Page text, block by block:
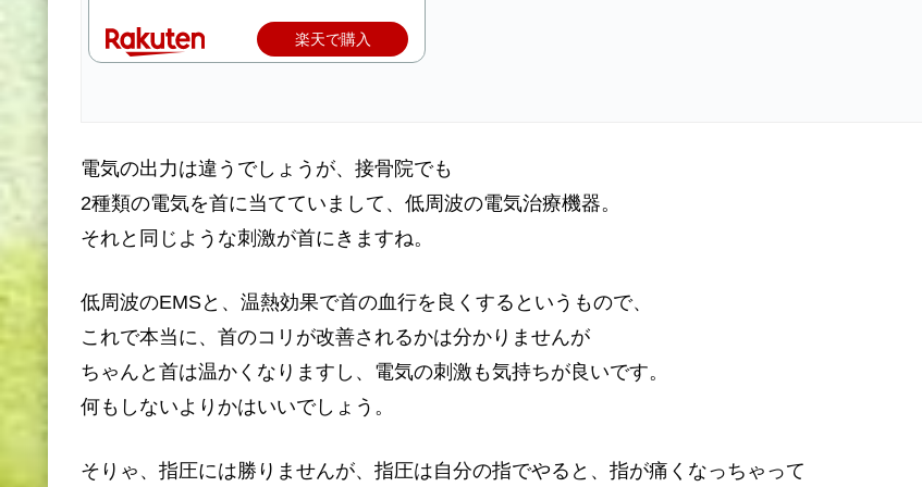
楽天で購入
電気の出力は違うでしょうが、接骨院でも
2種類の電気を首に当てていまして、低周波の電気治療機器。
それと同じような刺激が首にきますね。
低周波のEMSと、温熱効果で首の血行を良くするというもので、
これで本当に、首のコリが改善されるかは分かりませんが
ちゃんと首は温かくなりますし、電気の刺激も気持ちが良いです。
何もしないよりかはいいでしょう。
そりゃ、指圧には勝りませんが、指圧は自分の指でやると、指が痛くなっちゃって